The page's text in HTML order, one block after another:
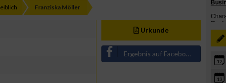
Franziska Möller
Urkunde
Ergebnis auf Facebook teilen
12
13